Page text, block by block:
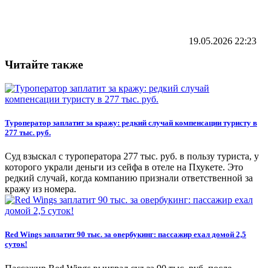
19.05.2026 22:23
Читайте также
Туроператор заплатит за кражу: редкий случай компенсации туристу в
277 тыс. руб.
Суд взыскал с туроператора 277 тыс. руб. в пользу туриста, у
которого украли деньги из сейфа в отеле на Пхукете. Это
редкий случай, когда компанию признали ответственной за
кражу из номера.
Red Wings заплатит 90 тыс. за овербукинг: пассажир ехал домой 2,5
суток!